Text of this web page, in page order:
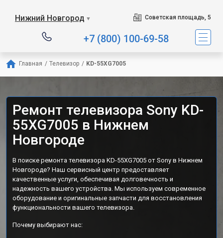
Нижний Новгород ▼ Советская площадь, 5
+7 (800) 100-69-58
Главная / Телевизор / KD-55XG7005
Ремонт телевизора Sony KD-
55XG7005 в Нижнем
Новгороде
В поиске ремонта телевизора KD-55XG7005 от Sony в Нижнем
Новгороде? Наш сервисный центр предоставляет
качественные услуги, обеспечивая долговечность и
надежность вашего устройства. Мы используем современное
оборудование и оригинальные запчасти для восстановления
функциональности вашего телевизора.
Почему выбирают нас: